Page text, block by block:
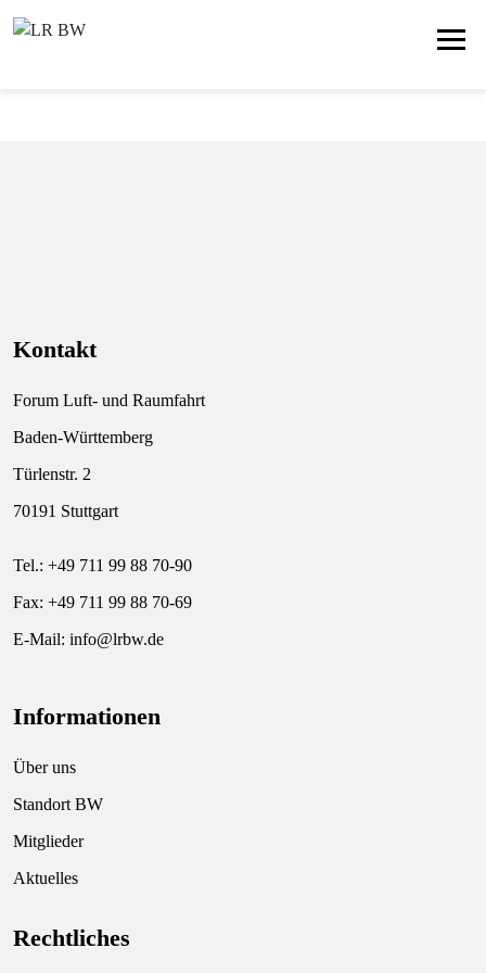
Kontakt
Forum Luft- und Raumfahrt
Baden-Württemberg
Türlenstr. 2
70191 Stuttgart
Tel.: +49 711 99 88 70-90
Fax: +49 711 99 88 70-69
E-Mail: info@lrbw.de
Informationen
Über uns
Standort BW
Mitglieder
Aktuelles
Rechtliches